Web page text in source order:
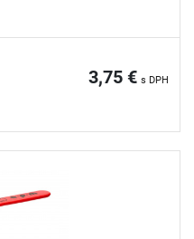
3,75 € s DPH